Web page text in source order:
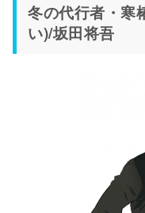
冬の代行者・寒
い)/坂田将吾